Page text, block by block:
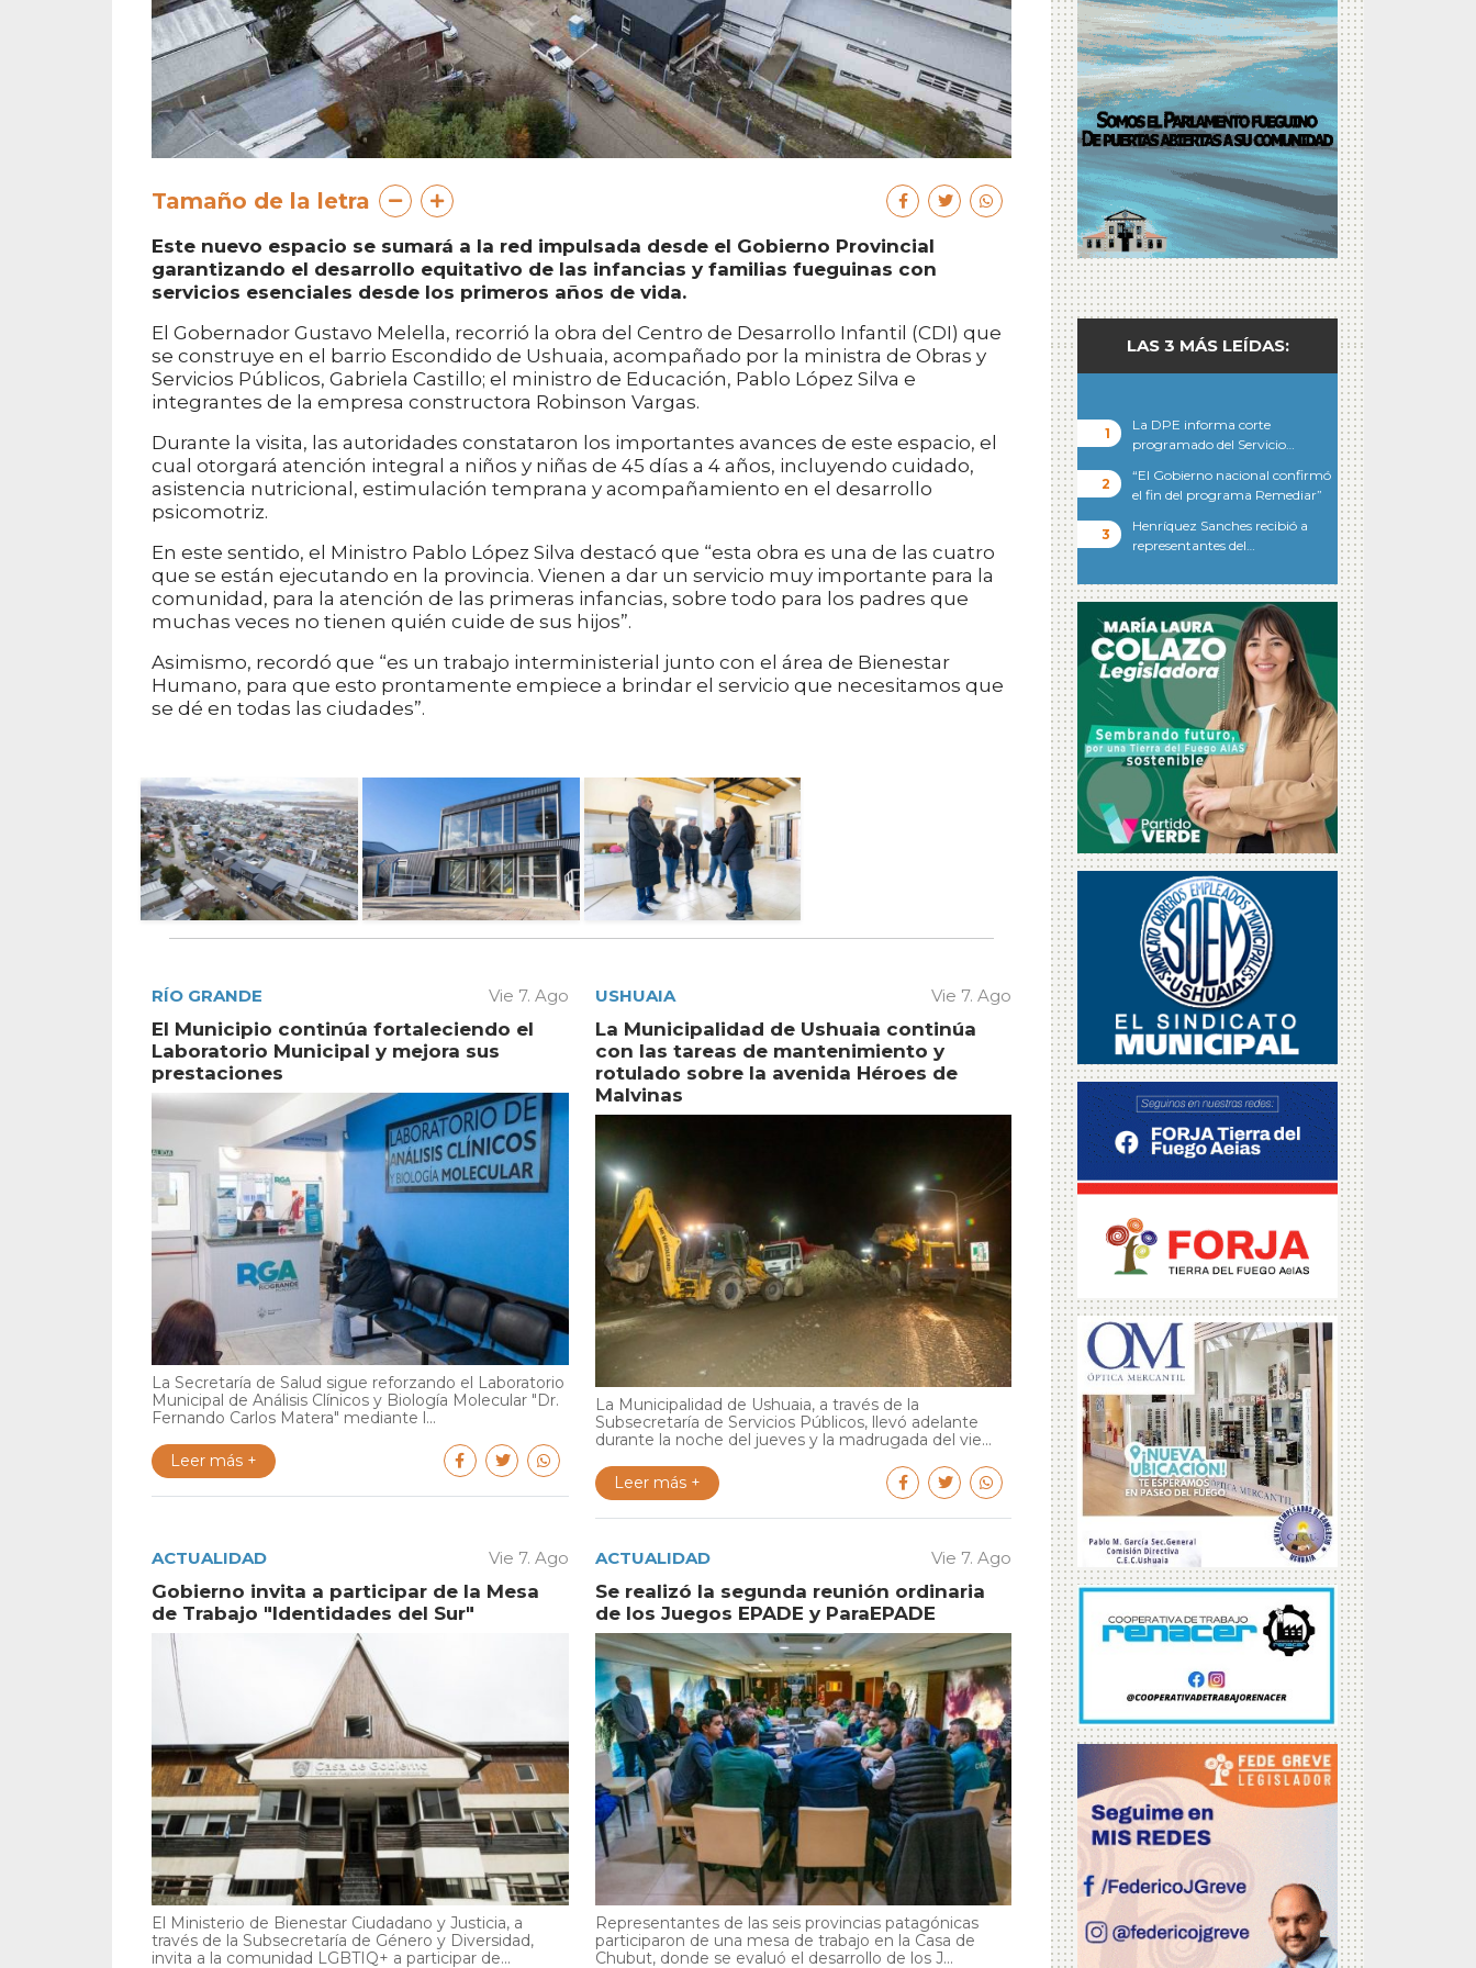
Tamaño de la letra
Este nuevo espacio se sumará a la red impulsada desde el Gobierno Provincial
garantizando el desarrollo equitativo de las infancias y familias fueguinas con
servicios esenciales desde los primeros años de vida.
El Gobernador Gustavo Melella, recorrió la obra del Centro de Desarrollo Infantil (CDI) que
se construye en el barrio Escondido de Ushuaia, acompañado por la ministra de Obras y
Servicios Públicos, Gabriela Castillo; el ministro de Educación, Pablo López Silva e
integrantes de la empresa constructora Robinson Vargas.
Durante la visita, las autoridades constataron los importantes avances de este espacio, el
cual otorgará atención integral a niños y niñas de 45 días a 4 años, incluyendo cuidado,
asistencia nutricional, estimulación temprana y acompañamiento en el desarrollo
psicomotriz.
En este sentido, el Ministro Pablo López Silva destacó que “esta obra es una de las cuatro
que se están ejecutando en la provincia. Vienen a dar un servicio muy importante para la
comunidad, para la atención de las primeras infancias, sobre todo para los padres que
muchas veces no tienen quién cuide de sus hijos”.
Asimismo, recordó que “es un trabajo interministerial junto con el área de Bienestar
Humano, para que esto prontamente empiece a brindar el servicio que necesitamos que
se dé en todas las ciudades”.
RÍO GRANDE Vie 7. Ago
El Municipio continúa fortaleciendo el
Laboratorio Municipal y mejora sus
prestaciones
La Secretaría de Salud sigue reforzando el Laboratorio
Municipal de Análisis Clínicos y Biología Molecular "Dr.
Fernando Carlos Matera" mediante l...
Leer más +
USHUAIA Vie 7. Ago
La Municipalidad de Ushuaia continúa
con las tareas de mantenimiento y
rotulado sobre la avenida Héroes de
Malvinas
La Municipalidad de Ushuaia, a través de la
Subsecretaría de Servicios Públicos, llevó adelante
durante la noche del jueves y la madrugada del vie...
Leer más +
ACTUALIDAD Vie 7. Ago
Gobierno invita a participar de la Mesa
de Trabajo "Identidades del Sur"
El Ministerio de Bienestar Ciudadano y Justicia, a
través de la Subsecretaría de Género y Diversidad,
invita a la comunidad LGBTIQ+ a participar de...
ACTUALIDAD Vie 7. Ago
Se realizó la segunda reunión ordinaria
de los Juegos EPADE y ParaEPADE
Representantes de las seis provincias patagónicas
participaron de una mesa de trabajo en la Casa de
Chubut, donde se evaluó el desarrollo de los J...
LAS 3 MÁS LEÍDAS:
La DPE informa corte
programado del Servicio…
“El Gobierno nacional confirmó
el fin del programa Remediar”
Henríquez Sanches recibió a
representantes del…